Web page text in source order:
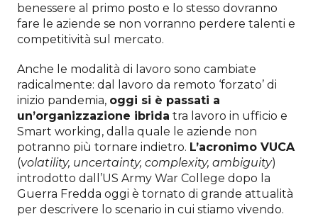
benessere al primo posto e lo stesso dovranno
fare le aziende se non vorranno perdere talenti e
competitività sul mercato.
Anche le modalità di lavoro sono cambiate
radicalmente: dal lavoro da remoto ‘forzato’ di
inizio pandemia, oggi si è passati a
un’organizzazione ibrida tra lavoro in ufficio e
Smart working, dalla quale le aziende non
potranno più tornare indietro. L’acronimo VUCA
(volatility, uncertainty, complexity, ambiguity)
introdotto dall’US Army War College dopo la
Guerra Fredda oggi è tornato di grande attualità
per descrivere lo scenario in cui stiamo vivendo.